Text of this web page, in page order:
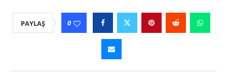
PAYLAŞ 0